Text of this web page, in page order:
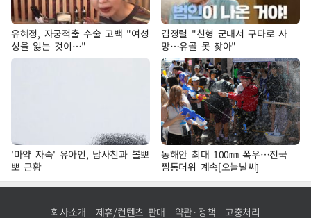
유혜정, 자궁적출 수술 고백 "여성
성을 잃는 것이…"
김정렬 "친형 군대서 구타로 사
망…유골 못 찾아"
'마약 자숙' 유아인, 남사친과 볼뽀
뽀 근황
동해안 최대 100㎜ 폭우…전국
찜통더위 계속[오늘날씨]
회사소개 제휴/컨텐츠 판매 약관·정책 고충처리